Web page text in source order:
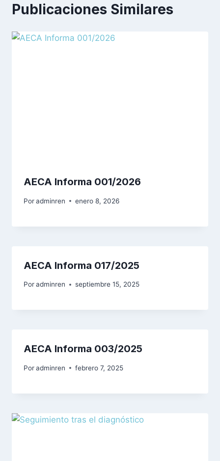
Publicaciones Similares
AECA Informa 001/2026
Poradminren enero 8, 2026
AECA Informa 017/2025
Poradminren septiembre 15, 2025
AECA Informa 003/2025
Poradminren febrero 7, 2025